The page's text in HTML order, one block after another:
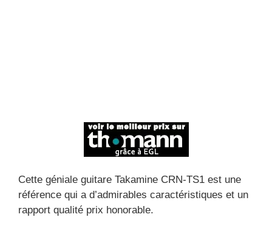
Cette géniale guitare Takamine CRN-TS1 est une
référence qui a d’admirables caractéristiques et un
rapport qualité prix honorable.